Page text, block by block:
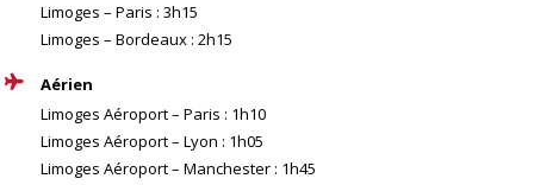
Limoges – Paris : 3h15
Limoges – Bordeaux : 2h15
Aérien
Limoges Aéroport – Paris : 1h10
Limoges Aéroport – Lyon : 1h05
Limoges Aéroport – Manchester : 1h45